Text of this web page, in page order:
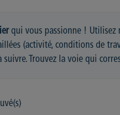
qui vous passionne ! Utilisez
(activité, conditions de
suivre. Trouvez la voie qui